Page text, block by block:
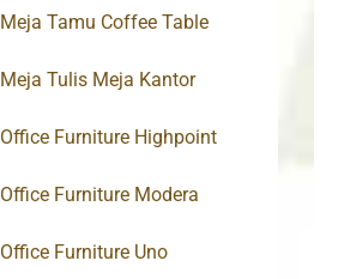
Meja Tamu Coffee Table
Meja Tulis Meja Kantor
Office Furniture Highpoint
Office Furniture Modera
Office Furniture Uno